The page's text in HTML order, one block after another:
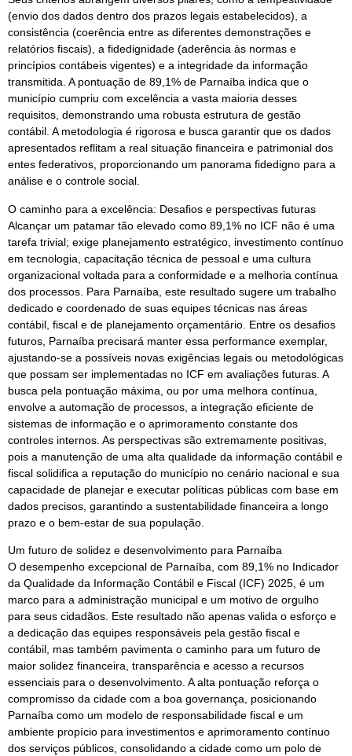
(envio dos dados dentro dos prazos legais estabelecidos), a
consistência (coerência entre as diferentes demonstrações e
relatórios fiscais), a fidedignidade (aderência às normas e
princípios contábeis vigentes) e a integridade da informação
transmitida. A pontuação de 89,1% de Parnaíba indica que o
município cumpriu com excelência a vasta maioria desses
requisitos, demonstrando uma robusta estrutura de gestão
contábil. A metodologia é rigorosa e busca garantir que os dados
apresentados reflitam a real situação financeira e patrimonial dos
entes federativos, proporcionando um panorama fidedigno para a
análise e o controle social.
O caminho para a excelência: Desafios e perspectivas futuras
Alcançar um patamar tão elevado como 89,1% no ICF não é uma
tarefa trivial; exige planejamento estratégico, investimento contínuo
em tecnologia, capacitação técnica de pessoal e uma cultura
organizacional voltada para a conformidade e a melhoria contínua
dos processos. Para Parnaíba, este resultado sugere um trabalho
dedicado e coordenado de suas equipes técnicas nas áreas
contábil, fiscal e de planejamento orçamentário. Entre os desafios
futuros, Parnaíba precisará manter essa performance exemplar,
ajustando-se a possíveis novas exigências legais ou metodológicas
que possam ser implementadas no ICF em avaliações futuras. A
busca pela pontuação máxima, ou por uma melhora contínua,
envolve a automação de processos, a integração eficiente de
sistemas de informação e o aprimoramento constante dos
controles internos. As perspectivas são extremamente positivas,
pois a manutenção de uma alta qualidade da informação contábil e
fiscal solidifica a reputação do município no cenário nacional e sua
capacidade de planejar e executar políticas públicas com base em
dados precisos, garantindo a sustentabilidade financeira a longo
prazo e o bem-estar de sua população.
Um futuro de solidez e desenvolvimento para Parnaíba
O desempenho excepcional de Parnaíba, com 89,1% no Indicador
da Qualidade da Informação Contábil e Fiscal (ICF) 2025, é um
marco para a administração municipal e um motivo de orgulho
para seus cidadãos. Este resultado não apenas valida o esforço e
a dedicação das equipes responsáveis pela gestão fiscal e
contábil, mas também pavimenta o caminho para um futuro de
maior solidez financeira, transparência e acesso a recursos
essenciais para o desenvolvimento. A alta pontuação reforça o
compromisso da cidade com a boa governança, posicionando
Parnaíba como um modelo de responsabilidade fiscal e um
ambiente propício para investimentos e aprimoramento contínuo
dos serviços públicos, consolidando a cidade como um polo de